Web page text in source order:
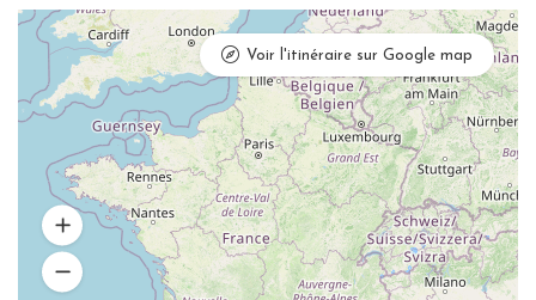
Voir l'itinéraire sur Google map